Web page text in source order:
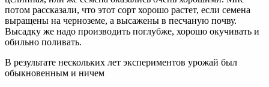
потом рассказали, что этот сорт хорошо растет, если семена
выращены на черноземе, а высажены в песчаную почву.
Высадку же надо производить поглубже, хорошо окучивать и
обильно поливать.
В результате нескольких лет экспериментов урожай был
обыкновенным и ничем